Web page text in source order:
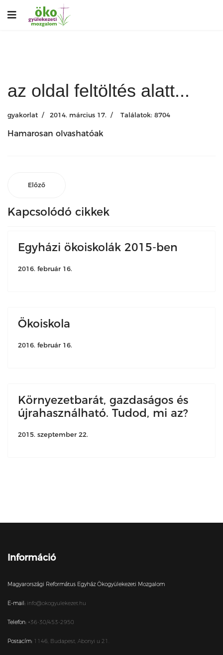
az oldal feltöltés alatt...
gyakorlat 2014. március 17. Találatok: 8704
Hamarosan olvashatóak
Előző
Kapcsolódó cikkek
Egyházi ökoiskolák 2015-ben
2016. február 16.
Ökoiskola
2016. február 16.
Környezetbarát, gazdaságos és
újrahasználható. Tudod, mi az?
2015. szeptember 22.
Információ
Magyarországi Református Egyház Ökogyülekezeti Mozgalom
E-mail: info@okogyulekezet.hu
Telefon: +36-30/453-2950
Postacím: 1146, Budapest, Abonyi u 21.